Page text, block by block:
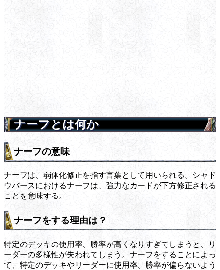
ナーフとは何か
ナーフの意味
ナーフは、弱体化修正を指す言葉として用いられる。シャド
ウバースにおけるナーフは、強力なカードが下方修正される
ことを意味する。
ナーフをする理由は？
特定のデッキの使用率、勝率が高くなりすぎてしまうと、リ
ーダーの多様性が失われてしまう。ナーフをすることによっ
て、特定のデッキやリーダーに使用率、勝率が偏らないよう